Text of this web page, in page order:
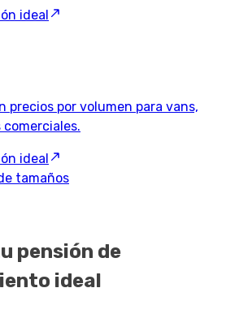
ideal
precios por volumen para vans,
ideal
tamaños
pensión de
ideal